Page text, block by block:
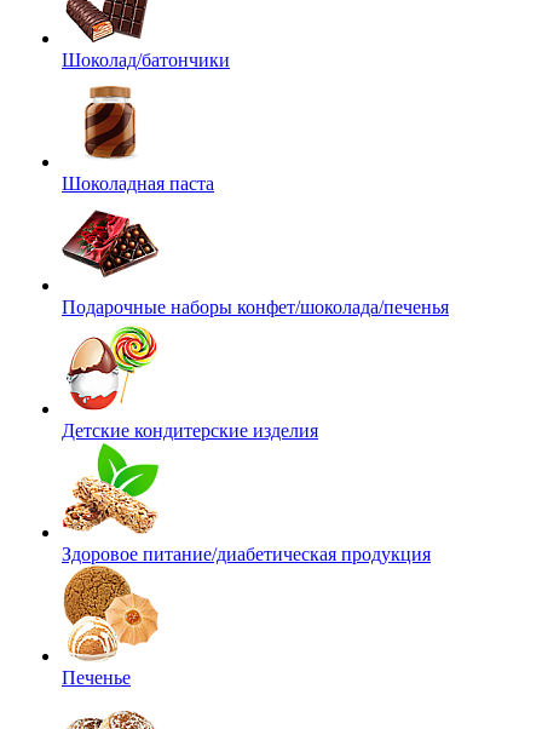
Шоколад/батончики
Шоколадная паста
Подарочные наборы конфет/шоколада/печенья
Детские кондитерские изделия
Здоровое питание/диабетическая продукция
Печенье